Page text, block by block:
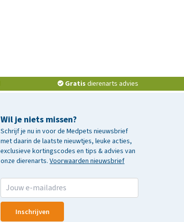
Gratis dierenarts advies
Wil je niets missen?
Schrijf je nu in voor de Medpets nieuwsbrief
met daarin de laatste nieuwtjes, leuke acties,
exclusieve kortingscodes en tips & advies van
onze dierenarts. Voorwaarden nieuwsbrief
Inschrijven